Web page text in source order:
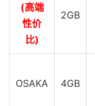
(高端
性价
比)
2GB
OSAKA
4GB